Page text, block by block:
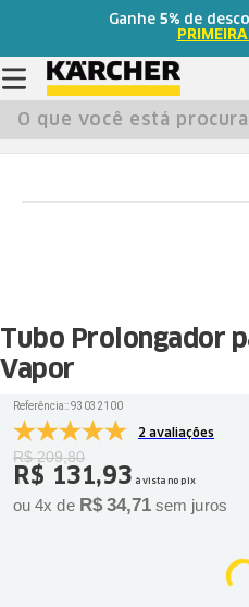
Ganhe 5% de
O que você está
Tubo Prolongador
Vapor
Referência::93032100
2 avaliações
R$ 209,80
R$ 131,93 à vista no pix
ou4x de R$ 34,71 sem juros